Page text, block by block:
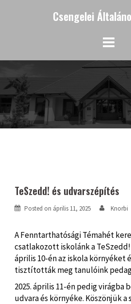
Csengelei
TeSzedd! és udvarszépítés
Posted on április 11, 2025 Knorbi
A Fenntarthatósági Témahét
csatlakozott iskolánk a TeSzedd!
április 10-én az iskola környéket
tisztították meg tanulóink
2025. április 11-én pedig virágba
udvara és környéke. Köszönjük a